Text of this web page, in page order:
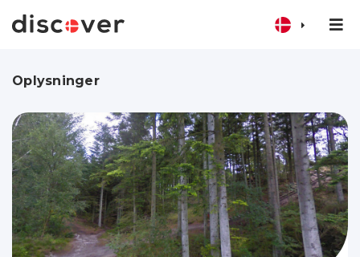
Oplysninger